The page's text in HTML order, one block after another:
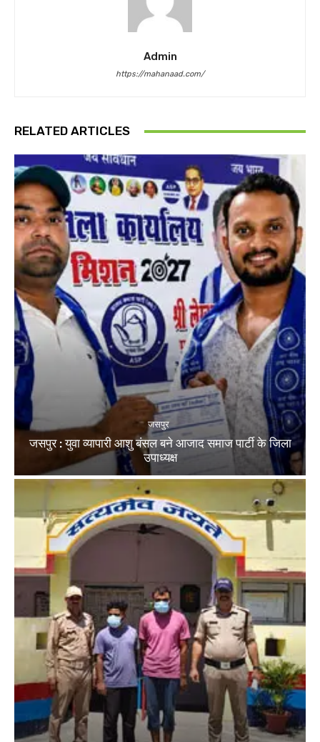
Admin
https://mahanaad.com/
RELATED ARTICLES
जसपुर
जसपुर : युवा व्यापारी आशु बंसल बने आजाद समाज पार्टी के जिला
उपाध्यक्ष